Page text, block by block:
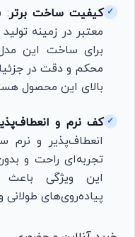
✓ کیفیت ساخت برتر:
معتبر در زمینه
برای ساخت این
محکم و دقت در
بالای این محصول
✓ کف نرم و
انعطاف‌پذیر و
تجربه‌ای راحت و
این ویژگی
پیاده‌روی‌های طولانی